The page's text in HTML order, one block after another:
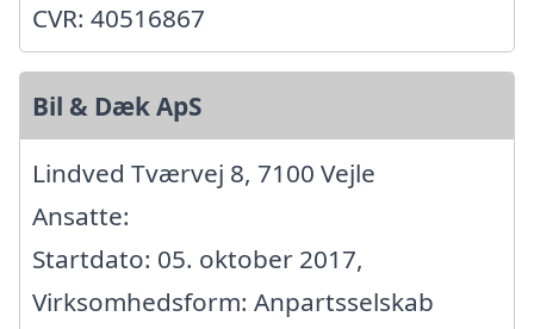
CVR: 40516867
Bil & Dæk ApS
Lindved Tværvej 8, 7100 Vejle
Ansatte:
Startdato: 05. oktober 2017,
Virksomhedsform: Anpartsselskab